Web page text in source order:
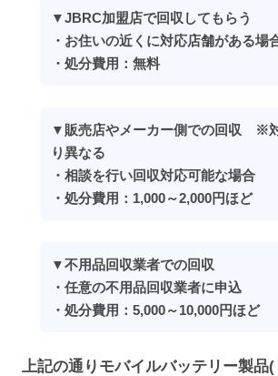
▼JBRC加盟店で回収してもらう
・お住いの近くに対応店舗がある場
・処分費用：無料
▼販売店やメーカー側での回収 ※
り異なる
・相談を行い回収対応可能な場合
・処分費用：1,000～2,000円ほど
▼不用品回収業者での回収
・任意の不用品回収業者に申込
・処分費用：5,000～10,000円ほど
上記の通りモバイルバッテリー製品